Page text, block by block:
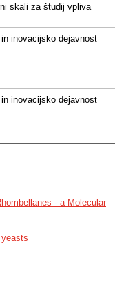
skali za študij vpliva
inovacijsko dejavnost
inovacijsko dejavnost
inovacijsko dejavnost
variacij, povezanih z
inovacijsko dejavnost
- a Molecular